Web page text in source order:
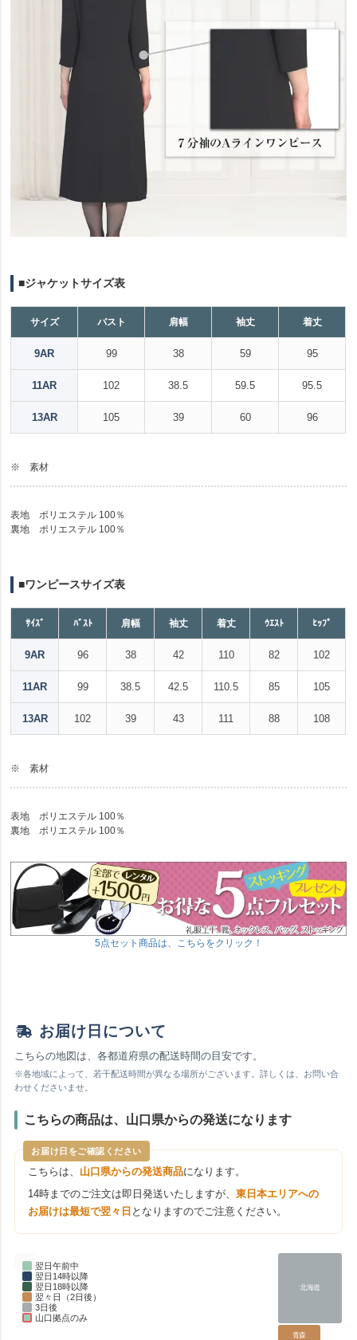
■ジャケットサイズ表
サイズ バスト 肩幅 袖丈 着丈
9AR 99 38 59 95
11AR 102 38.5 59.5 95.5
13AR 105 39 60 96
※ 素材
表地 ポリエステル 100％
裏地 ポリエステル 100％
■ワンピースサイズ表
ｻｲｽﾞ ﾊﾞｽﾄ 肩幅 袖丈 着丈 ｳｴｽﾄ ﾋｯﾌﾟ
9AR 96 38 42 110 82 102
11AR 99 38.5 42.5 110.5 85 105
13AR 102 39 43 111 88 108
※ 素材
表地 ポリエステル 100％
裏地 ポリエステル 100％
5点セット商品は、こちらをクリック！
お届け日について
こちらの地図は、各都道府県の配送時間の目安です。
※各地域によって、若干配送時間が異なる場所がございます。詳しくは、お問い合
わせくださいませ。
こちらの商品は、山口県からの発送になります
お届け日をご確認ください
こちらは、 山口県からの発送商品になります。
14時までのご注文は即日発送いたしますが、東日本エリアへの
お届けは最短で翌々日 となりますのでご注意ください。
翌日午前中
翌日14時以降
翌日18時以降
翌々日（2日後）
3日後
山口拠点のみ
北海道
青森